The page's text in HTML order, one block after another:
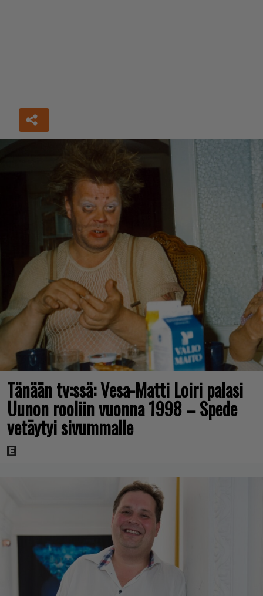
Tänään tv:ssä: Vesa-Matti Loiri palasi
Uunon rooliin vuonna 1998 – Spede
vetäytyi sivummalle